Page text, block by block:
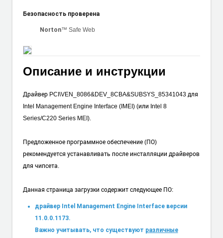
Безопасность проверена
Norton™ Safe Web
Описание и инструкции
Драйвер PCI\VEN_8086&DEV_8CBA&SUBSYS_85341043 для
Intel Management Engine Interface (IMEI) (или Intel 8
Series/C220 Series MEI).
Предложенное программное обеспечение (ПО)
рекомендуется устанавливать после инсталляции драйверов
для чипсета.
Данная страница загрузки содержит следующее ПО:
драйвер Intel Management Engine Interface версии
11.0.0.1173.
Важно учитывать, что существуют различные